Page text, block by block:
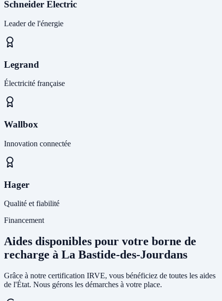
Schneider Electric
Leader de l'énergie
Legrand
Électricité française
Wallbox
Innovation connectée
Hager
Qualité et fiabilité
Financement
Aides disponibles pour votre borne de
recharge à La Bastide-des-Jourdans
Grâce à notre certification IRVE, vous bénéficiez de toutes les aides
de l'État. Nous gérons les démarches à votre place.